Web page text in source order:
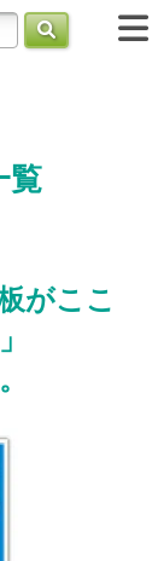
覧
がここ